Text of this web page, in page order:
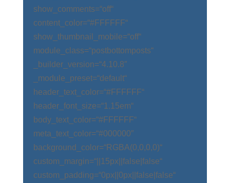
show_comments=“off“
content_color=“#FFFFFF“
show_thumbnail_mobile=“off“
module_class=“postbottomposts“
_builder_version=“4.10.8″
_module_preset=“default“
header_text_color=“#FFFFFF“
header_font_size=“1.15em“
body_text_color=“#FFFFFF“
meta_text_color=“#000000″
background_color=“RGBA(0,0,0,0)“
custom_margin=“||15px||false|false“
custom_padding=“0px||0px||false|false“